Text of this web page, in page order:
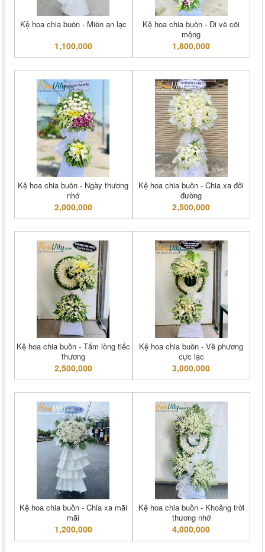
Kệ hoa chia buồn - Miền an lạc
1,100,000
Kệ hoa chia buồn - Đi về cõi
mộng
1,800,000
Kệ hoa chia buồn - Ngày thương
nhớ
2,000,000
Kệ hoa chia buồn - Chia xa đôi
đường
2,500,000
Kệ hoa chia buồn - Tấm lòng tiếc
thương
2,500,000
Kệ hoa chia buồn - Về phương
cực lạc
3,000,000
Kệ hoa chia buồn - Chia xa mãi
mãi
1,200,000
Kệ hoa chia buồn - Khoảng trời
thương nhớ
4,000,000